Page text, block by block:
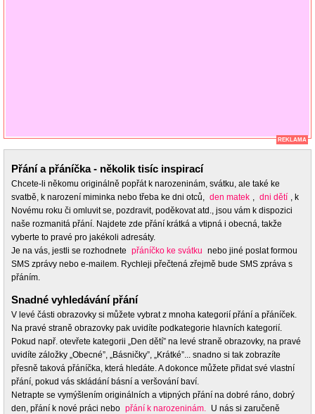
REKLAMA
Přání a přáníčka - několik tisíc inspirací
Chcete-li někomu originálně popřát k narozeninám, svátku, ale také ke
svatbě, k narození miminka nebo třeba ke dni otců, den matek , dni dětí , k
Novému roku či omluvit se, pozdravit, poděkovat atd., jsou vám k dispozici
naše rozmanitá přání. Najdete zde přání krátká a vtipná i obecná, takže
vyberte to pravé pro jakékoli adresáty.
Je na vás, jestli se rozhodnete přáníčko ke svátku nebo jiné poslat formou
SMS zprávy nebo e-mailem. Rychleji přečtená zřejmě bude SMS zpráva s
přáním.
Snadné vyhledávání přání
V levé části obrazovky si můžete vybrat z mnoha kategorií přání a přáníček.
Na pravé straně obrazovky pak uvidíte podkategorie hlavních kategorií.
Pokud např. otevřete kategorii „Den dětí” na levé straně obrazovky, na pravé
uvidíte záložky „Obecné”, „Básničky”, „Krátké”... snadno si tak zobrazíte
přesně taková přáníčka, která hledáte. A dokonce můžete přidat své vlastní
přání, pokud vás skládání básní a veršování baví.
Netrapte se vymýšlením originálních a vtipných přání na dobré ráno, dobrý
den, přání k nové práci nebo přání k narozeninám. U nás si zaručeně